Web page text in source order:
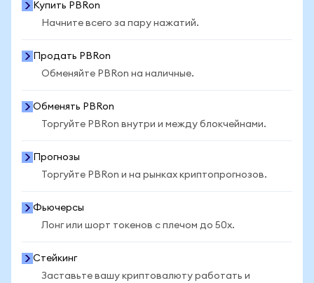
Купить PBRon
Начните всего за пару нажатий.
Продать PBRon
Обменяйте PBRon на наличные.
Обменять PBRon
Торгуйте PBRon внутри и между блокчейнами.
Прогнозы
Торгуйте PBRon и на рынках криптопрогнозов.
Фьючерсы
Лонг или шорт токенов с плечом до 50x.
Стейкинг
Заставьте вашу криптовалюту работать и